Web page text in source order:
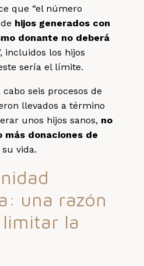
que “el número
hijos generados con
donante no deberá
incluidos los hijos
sería el límite.
seis procesos de
llevados a término
unos hijos sanos, no
más donaciones de
vida.
una razón
la